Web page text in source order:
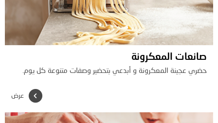
صانعات المعكرونة
حضري عجينة المعكرونة و أبدعي بتحضير وصفات متنوعة كل يوم.
عرض